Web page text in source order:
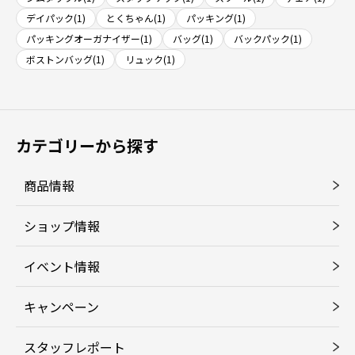
デイパック(1)
とくちゃん(1)
パッキング(1)
パッキングオーガナイザー(1)
バッグ(1)
バックパック(1)
ボストンバッグ(1)
リュック(1)
カテゴリーから探す
商品情報
ショップ情報
イベント情報
キャンペーン
スタッフレポート